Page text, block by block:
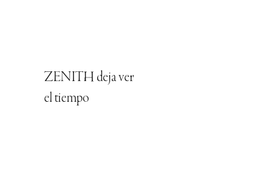
ZENITH deja ver
el tiempo